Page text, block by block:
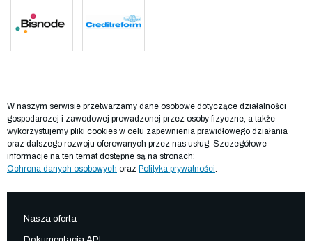
W naszym serwisie przetwarzamy dane osobowe dotyczące działalności
gospodarczej i zawodowej prowadzonej przez osoby fizyczne, a także
wykorzystujemy pliki cookies w celu zapewnienia prawidłowego działania
oraz dalszego rozwoju oferowanych przez nas usług. Szczegółowe
informacje na ten temat dostępne są na stronach:
Ochrona danych osobowych oraz Polityka prywatności.
Nasza oferta